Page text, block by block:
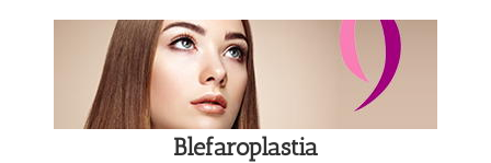
Blefaroplastia